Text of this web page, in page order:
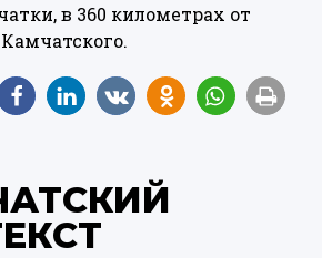
в 360 километрах от